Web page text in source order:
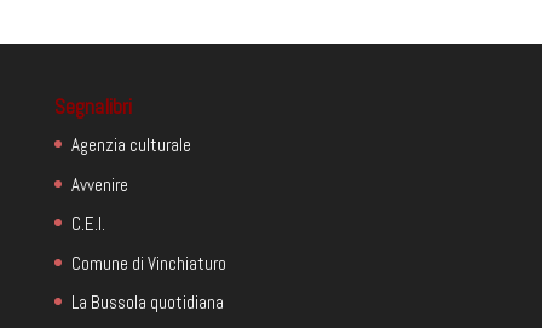
Segnalibri
Agenzia culturale
Avvenire
C.E.I.
Comune di Vinchiaturo
La Bussola quotidiana